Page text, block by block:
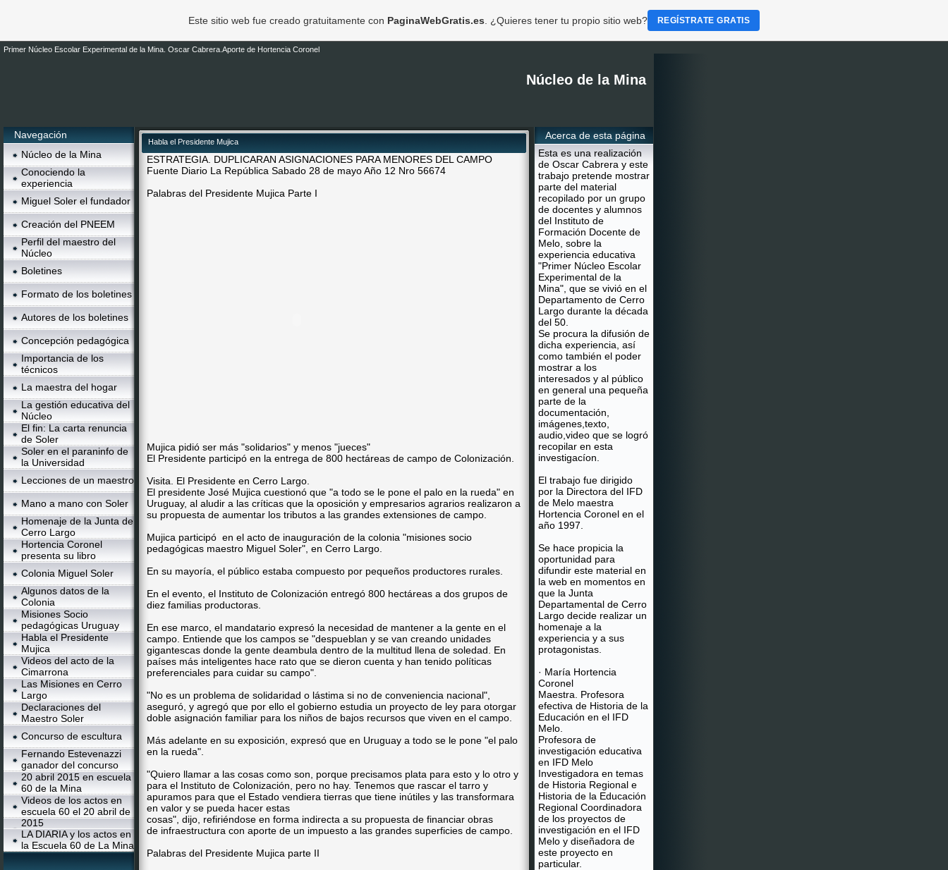
Primer Núcleo Escolar Experimental de la Mina. Oscar Cabrera.Aporte de Hortencia Coronel
Núcleo de la Mina
Navegación
Núcleo de la Mina
Conociendo la
experiencia
Miguel Soler el fundador
Creación del PNEEM
Perfil del maestro del
Núcleo
Boletines
Formato de los boletines
Autores de los boletines
Concepción pedagógica
Importancia de los
técnicos
La maestra del hogar
La gestión educativa del
Núcleo
El fin: La carta renuncia
de Soler
Soler en el paraninfo de
la Universidad
Lecciones de un maestro
Mano a mano con Soler
Homenaje de la Junta de
Cerro Largo
Hortencia Coronel
presenta su libro
Colonia Miguel Soler
Algunos datos de la
Colonia
Misiones Socio
pedagógicas Uruguay
Habla el Presidente
Mujica
Videos del acto de la
Cimarrona
Las Misiones en Cerro
Largo
Declaraciones del
Maestro Soler
Concurso de escultura
Fernando Estevenazzi
ganador del concurso
20 abril 2015 en escuela
60 de la Mina
Videos de los actos en
escuela 60 el 20 abril de
2015
LA DIARIA y los actos en
la Escuela 60 de La Mina
Habla el Presidente Mujica
ESTRATEGIA. DUPLICARAN ASIGNACIONES PARA MENORES DEL CAMPO
Fuente Diario La República Sabado 28 de mayo Año 12 Nro 56674
Palabras del Presidente Mujica Parte I
Mujica pidió ser más "solidarios" y menos "jueces"
El Presidente participó en la entrega de 800 hectáreas de campo de Colonización.
Visita. El Presidente en Cerro Largo.
El presidente José Mujica cuestionó que "a todo se le pone el palo en la rueda" en
Uruguay, al aludir a las críticas que la oposición y empresarios agrarios realizaron a
su propuesta de aumentar los tributos a las grandes extensiones de campo.
Mujica participó en el acto de inauguración de la colonia "misiones socio
pedagógicas maestro Miguel Soler", en Cerro Largo.
En su mayoría, el público estaba compuesto por pequeños productores rurales.
En el evento, el Instituto de Colonización entregó 800 hectáreas a dos grupos de
diez familias productoras.
En ese marco, el mandatario expresó la necesidad de mantener a la gente en el
campo. Entiende que los campos se "despueblan y se van creando unidades
gigantescas donde la gente deambula dentro de la multitud llena de soledad. En
países más inteligentes hace rato que se dieron cuenta y han tenido políticas
preferenciales para cuidar su campo".
"No es un problema de solidaridad o lástima si no de conveniencia nacional",
aseguró, y agregó que por ello el gobierno estudia un proyecto de ley para otorgar
doble asignación familiar para los niños de bajos recursos que viven en el campo.
Más adelante en su exposición, expresó que en Uruguay a todo se le pone "el palo
en la rueda".
"Quiero llamar a las cosas como son, porque precisamos plata para esto y lo otro y
para el Instituto de Colonización, pero no hay. Tenemos que rascar el tarro y
apuramos para que el Estado vendiera tierras que tiene inútiles y las transformara
en valor y se pueda hacer estas
cosas", dijo, refiriéndose en forma indirecta a su propuesta de financiar obras
de infraestructura con aporte de un impuesto a las grandes superficies de campo.
Palabras del Presidente Mujica parte II
Acerca de esta página
Esta es una realización
de Oscar Cabrera y este
trabajo pretende mostrar
parte del material
recopilado por un grupo
de docentes y alumnos
del Instituto de
Formación Docente de
Melo, sobre la
experiencia educativa
"Primer Núcleo Escolar
Experimental de la
Mina", que se vivió en el
Departamento de Cerro
Largo durante la década
del 50.
Se procura la difusión de
dicha experiencia, así
como también el poder
mostrar a los
interesados y al público
en general una pequeña
parte de la
documentación,
imágenes,texto,
audio,video que se logró
recopilar en esta
investigacíon.
El trabajo fue dirigido
por la Directora del IFD
de Melo maestra
Hortencia Coronel en el
año 1997.
Se hace propicia la
oportunidad para
difundir este material en
la web en momentos en
que la Junta
Departamental de Cerro
Largo decide realizar un
homenaje a la
experiencia y a sus
protagonistas.
· María Hortencia
Coronel
Maestra. Profesora
efectiva de Historia de la
Educación en el IFD
Melo.
Profesora de
investigación educativa
en IFD Melo
Investigadora en temas
de Historia Regional e
Historia de la Educación
Regional Coordinadora
de los proyectos de
investigación en el IFD
Melo y diseñadora de
este proyecto en
particular.
Este sitio web fue creado gratuitamente con PaginaWebGratis.es . ¿Quieres tener tu propio sitio web? REGÍSTRATE GRATIS